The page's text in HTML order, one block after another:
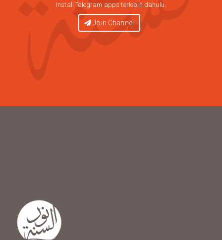
Install Telegram apps terlebih dahulu.
Join Channel